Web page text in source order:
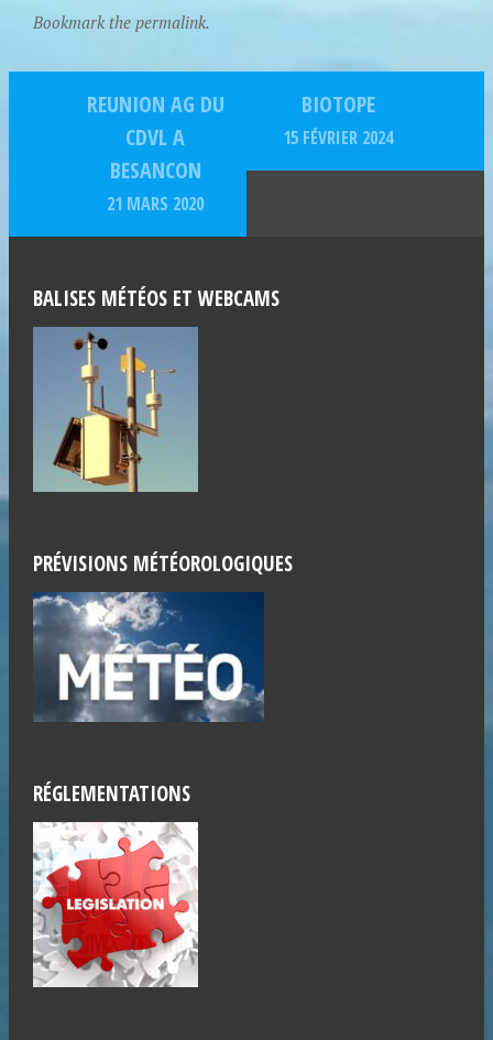
Bookmark the permalink.
REUNION AG DU
CDVL A
BESANCON
21 MARS 2020
BIOTOPE
15 FÉVRIER 2024
BALISES MÉTÉOS ET WEBCAMS
PRÉVISIONS MÉTÉOROLOGIQUES
RÉGLEMENTATIONS